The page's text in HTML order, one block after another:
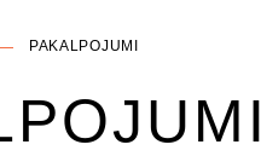
PAKALPOJUMI